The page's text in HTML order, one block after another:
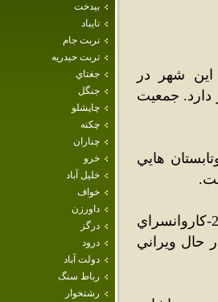
بيدخت
تايباد
تربت جام
تربت حيدريه
جغتاي
جنگل
چاپشلو
چکنه
چناران
خرو
خليل آباد
خواف
داورزن
درگز
درود
دولت آباد
رباط سنگ
رشتخوار
شهر در
دارد. جمعيت
هايي
از آثار باستاني يونسي مي‌توان به 1-آب انبارمعروف به (حوض نو) 2-کاروانسراي
قلعه قديمي که در حال ويراني